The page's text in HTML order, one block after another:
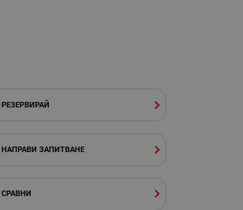
РЕЗЕРВИРАЙ
НАПРАВИ ЗАПИТВАНЕ
СРАВНИ